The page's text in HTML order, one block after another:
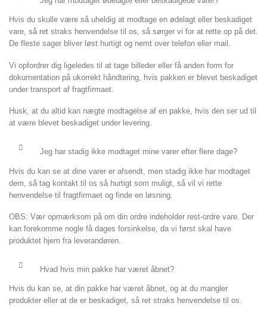
Hvis du skulle være så uheldig at modtage en ødelagt eller beskadiget
vare, så ret straks henvendelse til os, så sørger vi for at rette op på det.
De fleste sager bliver løst hurtigt og nemt over telefon eller mail.
Vi opfordrer dig ligeledes til at tage billeder eller få anden form for
dokumentation på ukorrekt håndtering, hvis pakken er blevet beskadiget
under transport af fragtfirmaet.
Husk, at du altid kan nægte modtagelse af en pakke, hvis den ser ud til
at være blevet beskadiget under levering.
Jeg har stadig ikke modtaget mine varer efter flere dage?
Hvis du kan se at dine varer er afsendt, men stadig ikke har modtaget
dem, så tag kontakt til os så hurtigt som muligt, så vil vi rette
henvendelse til fragtfirmaet og finde en løsning.
OBS: Vær opmærksom på om din ordre indeholder rest-ordre vare. Der
kan forekomme nogle få dages forsinkelse, da vi først skal have
produktet hjem fra leverandøren.
Hvad hvis min pakke har været åbnet?
Hvis du kan se, at din pakke har været åbnet, og at du mangler
produkter eller at de er beskadiget, så ret straks henvendelse til os.